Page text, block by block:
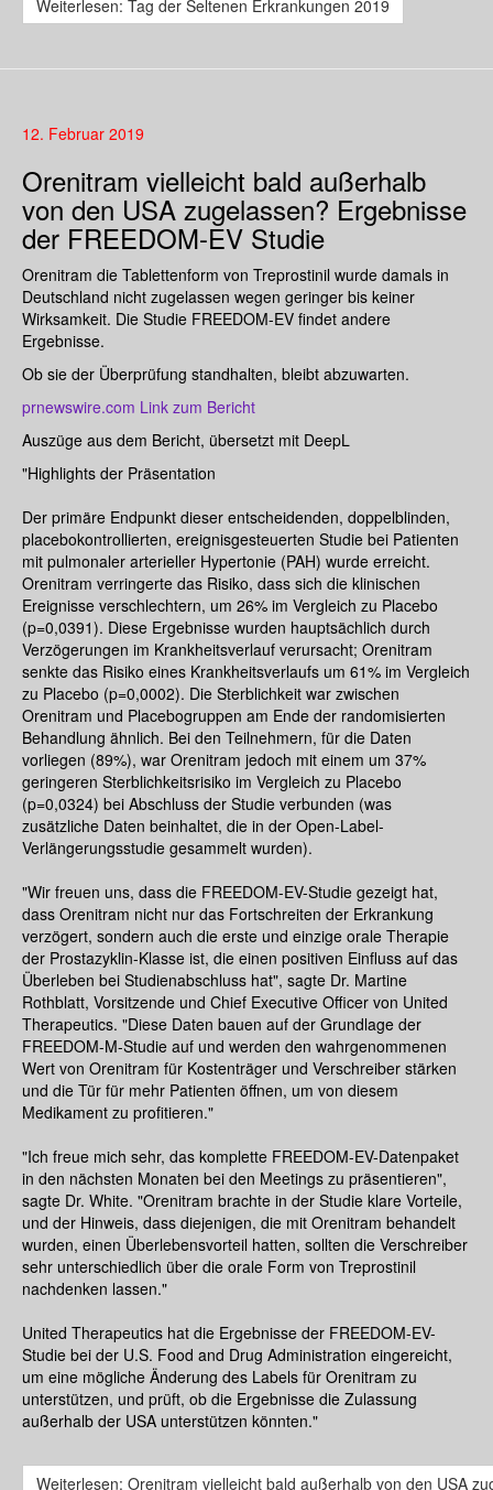
Weiterlesen: Tag der Seltenen Erkrankungen 2019
12. Februar 2019
Orenitram vielleicht bald außerhalb
von den USA zugelassen? Ergebnisse
der FREEDOM-EV Studie
Orenitram die Tablettenform von Treprostinil wurde damals in
Deutschland nicht zugelassen wegen geringer bis keiner
Wirksamkeit. Die Studie FREEDOM-EV findet andere
Ergebnisse.
Ob sie der Überprüfung standhalten, bleibt abzuwarten.
prnewswire.com Link zum Bericht
Auszüge aus dem Bericht, übersetzt mit DeepL
"Highlights der Präsentation
Der primäre Endpunkt dieser entscheidenden, doppelblinden,
placebokontrollierten, ereignisgesteuerten Studie bei Patienten
mit pulmonaler arterieller Hypertonie (PAH) wurde erreicht.
Orenitram verringerte das Risiko, dass sich die klinischen
Ereignisse verschlechtern, um 26% im Vergleich zu Placebo
(p=0,0391). Diese Ergebnisse wurden hauptsächlich durch
Verzögerungen im Krankheitsverlauf verursacht; Orenitram
senkte das Risiko eines Krankheitsverlaufs um 61% im Vergleich
zu Placebo (p=0,0002). Die Sterblichkeit war zwischen
Orenitram und Placebogruppen am Ende der randomisierten
Behandlung ähnlich. Bei den Teilnehmern, für die Daten
vorliegen (89%), war Orenitram jedoch mit einem um 37%
geringeren Sterblichkeitsrisiko im Vergleich zu Placebo
(p=0,0324) bei Abschluss der Studie verbunden (was
zusätzliche Daten beinhaltet, die in der Open-Label-
Verlängerungsstudie gesammelt wurden).
"Wir freuen uns, dass die FREEDOM-EV-Studie gezeigt hat,
dass Orenitram nicht nur das Fortschreiten der Erkrankung
verzögert, sondern auch die erste und einzige orale Therapie
der Prostazyklin-Klasse ist, die einen positiven Einfluss auf das
Überleben bei Studienabschluss hat", sagte Dr. Martine
Rothblatt, Vorsitzende und Chief Executive Officer von United
Therapeutics. "Diese Daten bauen auf der Grundlage der
FREEDOM-M-Studie auf und werden den wahrgenommenen
Wert von Orenitram für Kostenträger und Verschreiber stärken
und die Tür für mehr Patienten öffnen, um von diesem
Medikament zu profitieren."
"Ich freue mich sehr, das komplette FREEDOM-EV-Datenpaket
in den nächsten Monaten bei den Meetings zu präsentieren",
sagte Dr. White. "Orenitram brachte in der Studie klare Vorteile,
und der Hinweis, dass diejenigen, die mit Orenitram behandelt
wurden, einen Überlebensvorteil hatten, sollten die Verschreiber
sehr unterschiedlich über die orale Form von Treprostinil
nachdenken lassen."
United Therapeutics hat die Ergebnisse der FREEDOM-EV-
Studie bei der U.S. Food and Drug Administration eingereicht,
um eine mögliche Änderung des Labels für Orenitram zu
unterstützen, und prüft, ob die Ergebnisse die Zulassung
außerhalb der USA unterstützen könnten."
Weiterlesen: Orenitram vielleicht bald außerhalb von den USA